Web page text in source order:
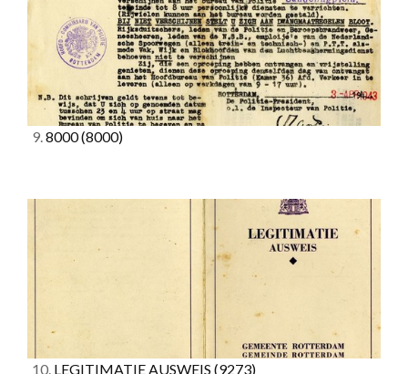
9.8000(8000)
10. LEGITIMATIE AUSWEIS (9273)